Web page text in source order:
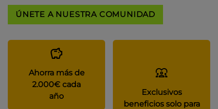
ÚNETE A NUESTRA COMUNIDAD
Ahorra más de
2.000€ cada
año
Exclusivos
beneficios solo para